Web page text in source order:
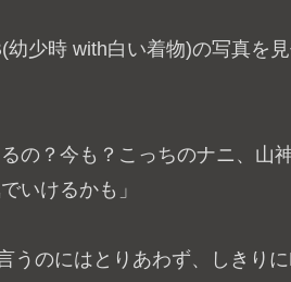
少時 with白い着物)の写真を
？今も？こっちのナニ、山
いけるかも」
のにはとりあわず、しきりに